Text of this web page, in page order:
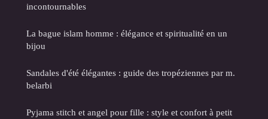
incontournables
La bague islam homme : élégance et spiritualité en un
bijou
Sandales d'été élégantes : guide des tropéziennes par m.
belarbi
Pyjama stitch et angel pour fille : style et confort à petit